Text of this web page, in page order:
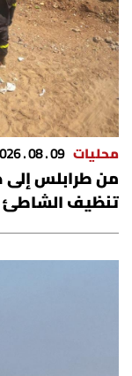
محليات 09 . 08 . 2026
من طرابلس إلى
تنظيف الشاطئ